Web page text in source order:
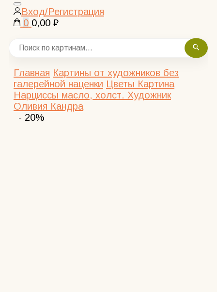
Закрыть
поиск
Вход/Регистрация
0 0,00 ₽
Главная Картины от художников без
галерейной наценки Цветы Картина
Нарциссы масло, холст. Художник
Оливия Кандра
- 20%